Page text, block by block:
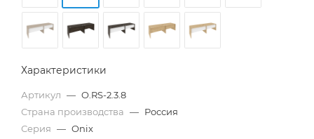
Характеристики
Артикул — O.RS-2.3.8
Страна производства — Россия
Серия — Onix